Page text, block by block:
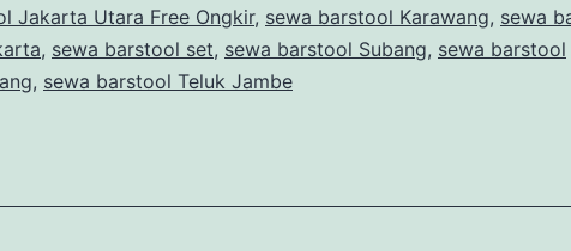
Jakarta Utara Free Ongkir, sewa barstool Karawang, sewa
, sewa barstool set, sewa barstool Subang, sewa barstool
, sewa barstool Teluk Jambe